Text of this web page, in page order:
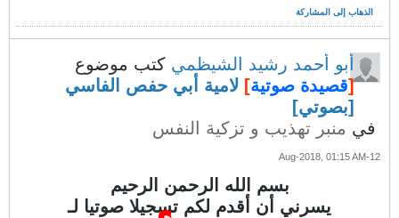
الذهاب إلى المشاركة
أبو أحمد رشيد الشيظمي كتب موضوع
[قصيدة صوتية] لامية أبي حفص الفاسي
[بصوتي]
في منبر تهذيب و تزكية النفس
12-Aug-2018, 01:15 AM
بسم الله الرحمن الرحيم
يسرني أن أقدم لكم تسجيلا صوتيا لـ